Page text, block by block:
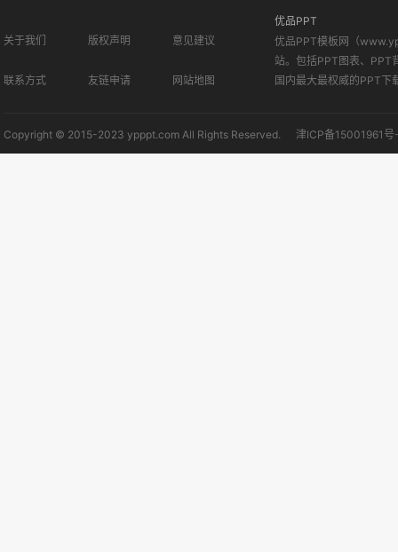
关于我们 版权声明 意见建议
联系方式 友链申请 网站地图
优品PPT
优品PPT模板网（
站。包括PPT图表、PPT
国内最大最权威的PPT下
Copyright © 2015-2023 ypppt.com All Rights Reserved. 津ICP备15001961号